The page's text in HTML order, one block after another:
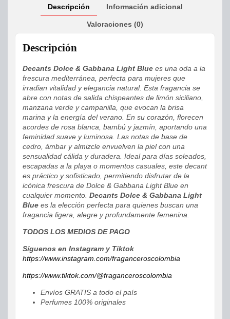
Descripción Información adicional
Valoraciones (0)
Descripción
Decants Dolce & Gabbana Light Blue es una oda a la
frescura mediterránea, perfecta para mujeres que
irradian vitalidad y elegancia natural. Esta fragancia se
abre con notas de salida chispeantes de limón siciliano,
manzana verde y campanilla, que evocan la brisa
marina y la energía del verano. En su corazón, florecen
acordes de rosa blanca, bambú y jazmín, aportando una
feminidad suave y luminosa. Las notas de base de
cedro, ámbar y almizcle envuelven la piel con una
sensualidad cálida y duradera. Ideal para días soleados,
escapadas a la playa o momentos casuales, este decant
es práctico y sofisticado, permitiendo disfrutar de la
icónica frescura de Dolce & Gabbana Light Blue en
cualquier momento. Decants Dolce & Gabbana Light
Blue es la elección perfecta para quienes buscan una
fragancia ligera, alegre y profundamente femenina.
TODOS LOS MEDIOS DE PAGO
Síguenos en Instagram y Tiktok
https://www.instagram.com/fraganceroscolombia
https://www.tiktok.com/@fraganceroscolombia
Envíos GRATIS a todo el país
Perfumes 100% originales